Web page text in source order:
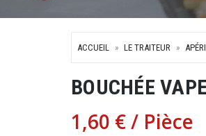
ACCUEIL LE TRAITEUR
BOUCHÉE
1,60 €/ Pièce